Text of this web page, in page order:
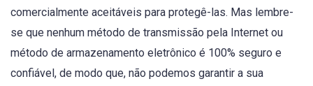
comercialmente aceitáveis ​​para protegê-las. Mas lembre-
se que nenhum método de transmissão pela Internet ou
método de armazenamento eletrônico é 100% seguro e
confiável, de modo que, não podemos garantir a sua